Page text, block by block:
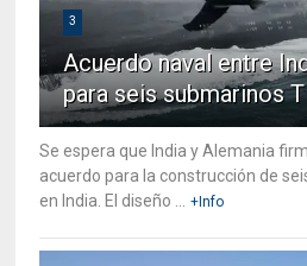
3
Acuerdo naval entre
para seis submarinos
Se espera que India y Alemania
acuerdo para la construcción de
en India. El diseño ...
+Info